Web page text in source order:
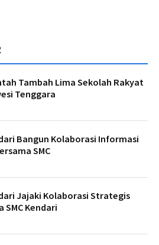
Tambah Lima Sekolah Rakyat
Tenggara
Bangun Kolaborasi Informasi
SMC
Jajaki Kolaborasi Strategis
SMC Kendari